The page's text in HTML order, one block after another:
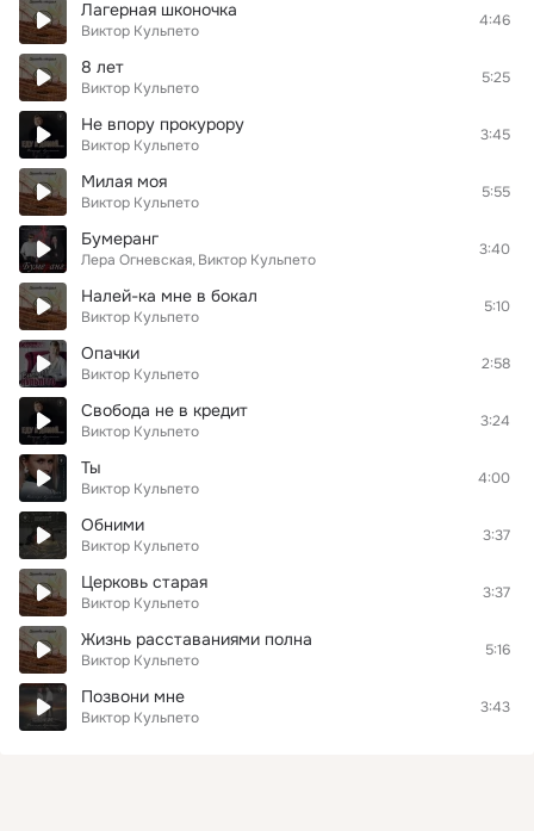
Лагерная шконочка
Виктор Кульпето
4:46
8 лет
Виктор Кульпето
5:25
Не впору прокурору
Виктор Кульпето
3:45
Милая моя
Виктор Кульпето
5:55
Бумеранг
Лера Огневская Виктор Кульпето
3:40
Налей-ка мне в бокал
Виктор Кульпето
5:10
Опачки
Виктор Кульпето
2:58
Свобода не в кредит
Виктор Кульпето
3:24
Ты
Виктор Кульпето
4:00
Обними
Виктор Кульпето
3:37
Церковь старая
Виктор Кульпето
3:37
Жизнь расставаниями полна
Виктор Кульпето
5:16
Позвони мне
Виктор Кульпето
3:43